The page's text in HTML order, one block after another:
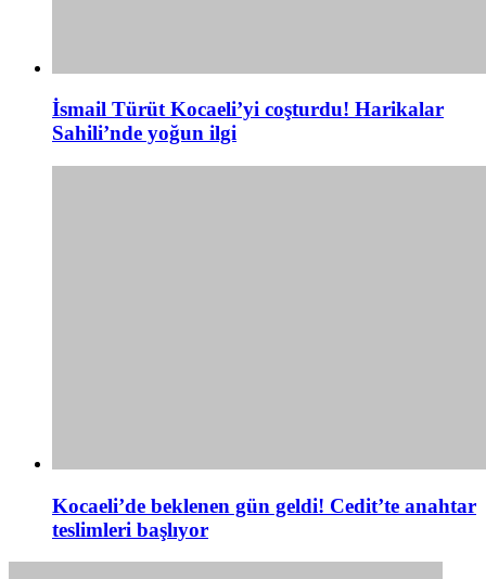
İsmail Türüt Kocaeli’yi coşturdu! Harikalar
Sahili’nde yoğun ilgi
Kocaeli’de beklenen gün geldi! Cedit’te anahtar
teslimleri başlıyor